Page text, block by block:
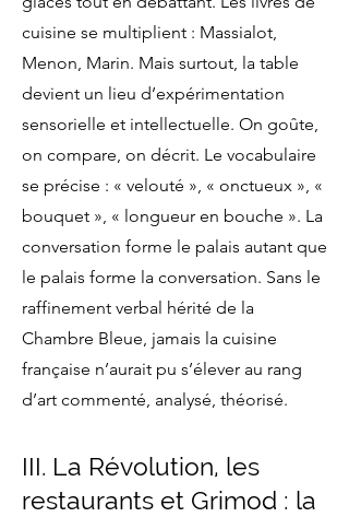
cuisine se multiplient : Massialot,
Menon, Marin. Mais surtout, la table
devient un lieu d’expérimentation
sensorielle et intellectuelle. On goûte,
on compare, on décrit. Le vocabulaire
se précise : « velouté », « onctueux », «
bouquet », « longueur en bouche ». La
conversation forme le palais autant que
le palais forme la conversation. Sans le
raffinement verbal hérité de la
Chambre Bleue, jamais la cuisine
française n’aurait pu s’élever au rang
d’art commenté, analysé, théorisé.
III. La Révolution, les
restaurants et Grimod : la